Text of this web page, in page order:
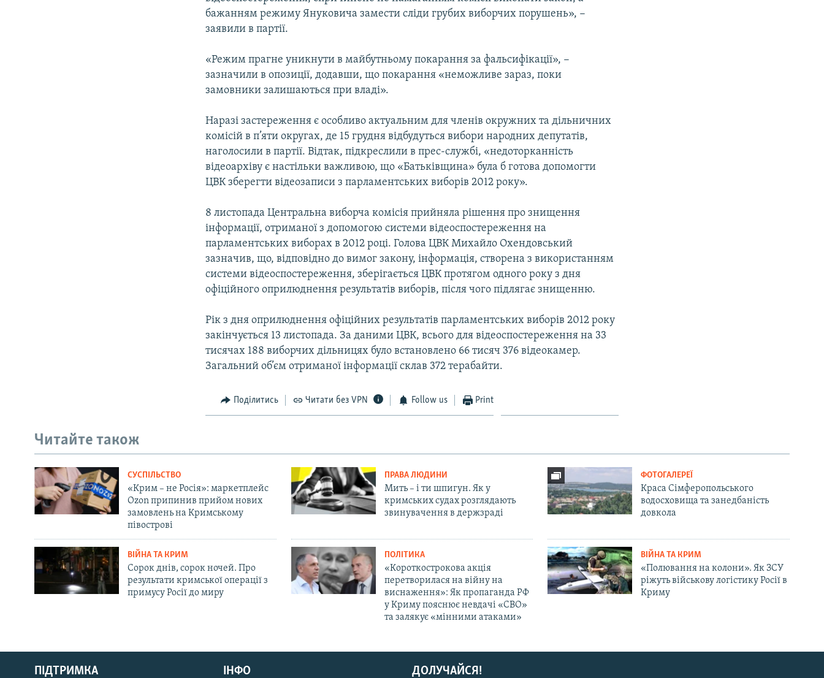
Русский
Qırımtatar
бажанням режиму Януковича замести сліди грубих виборчих порушень», −
заявили в партії.
«Режим прагне уникнути в майбутньому покарання за фальсифікації», −
зазначили в опозиції, додавши, що покарання «неможливе зараз, поки
замовники залишаються при владі».
Наразі застереження є особливо актуальним для членів окружних та дільничних
комісій в п’яти округах, де 15 грудня відбудуться вибори народних депутатів,
наголосили в партії. Відтак, підкреслили в прес-службі, «недоторканність
відеоархіву є настільки важливою, що «Батьківщина» була б готова допомогти
ЦВК зберегти відеозаписи з парламентських виборів 2012 року».
8 листопада Центральна виборча комісія прийняла рішення про знищення
інформації, отриманої з допомогою системи відеоспостереження на
парламентських виборах в 2012 році. Голова ЦВК Михайло Охендовський
зазначив, що, відповідно до вимог закону, інформація, створена з використанням
системи відеоспостереження, зберігається ЦВК протягом одного року з дня
офіційного оприлюднення результатів виборів, після чого підлягає знищенню.
Рік з дня оприлюднення офіційних результатів парламентських виборів 2012 року
закінчується 13 листопада. За даними ЦВК, всього для відеоспостереження на 33
тисячах 188 виборчих дільницях було встановлено 66 тисяч 376 відеокамер.
Загальний об’єм отриманої інформації склав 372 терабайти.
Поділитись Читати без VPN Follow us Print
Читайте також
СУСПІЛЬСТВО
«Крим – не Росія»: маркетплейс
Ozon припинив прийом нових
замовлень на Кримському
півострові
ПРАВА ЛЮДИНИ
Мить – і ти шпигун. Як у
кримських судах розглядають
звинувачення в держзраді
ФОТОГАЛЕРЕЇ
Краса Сімферопольського
водосховища та занедбаність
довкола
ВІЙНА ТА КРИМ
Сорок днів, сорок ночей. Про
результати кримської операції з
примусу Росії до миру
ПОЛІТИКА
«Короткострокова акція
перетворилася на війну на
виснаження»: Як пропаганда РФ
у Криму пояснює невдачі «СВО»
та залякує «мінними атаками»
ВІЙНА ТА КРИМ
«Полювання на колони». Як ЗСУ
ріжуть військову логістику Росії в
Криму
ДОЛУЧАЙСЯ!
ПІДТРИМКА ІНФО